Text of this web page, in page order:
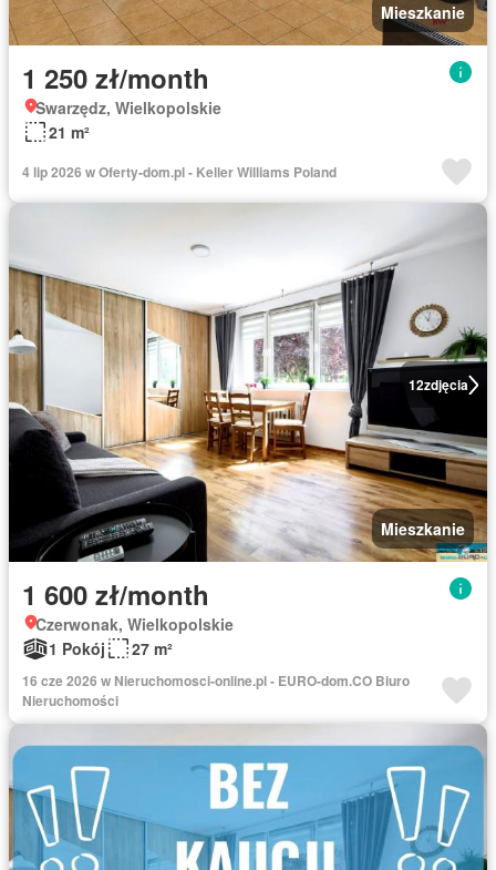
Mieszkanie
1 250 zł/month
Swarzędz, Wielkopolskie
21 m²
4 lip 2026 w Oferty-dom.pl - Keller Williams Poland
12zdjęcia
Mieszkanie
1 600 zł/month
Czerwonak, Wielkopolskie
1 Pokój
27 m²
16 cze 2026 w Nieruchomosci-online.pl - EURO-dom.CO Biuro
Nieruchomości